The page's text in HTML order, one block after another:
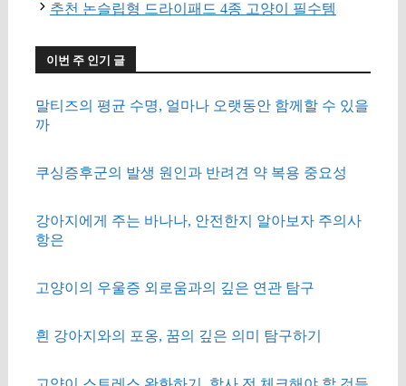
추천 논슬립형 드라이패드 4종 고양이 필수템
이번 주 인기 글
말티즈의 평균 수명, 얼마나 오랫동안 함께할 수 있을
까
쿠싱증후군의 발생 원인과 반려견 약 복용 중요성
강아지에게 주는 바나나, 안전한지 알아보자 주의사
항은
고양이의 우울증 외로움과의 깊은 연관 탐구
흰 강아지와의 포옹, 꿈의 깊은 의미 탐구하기